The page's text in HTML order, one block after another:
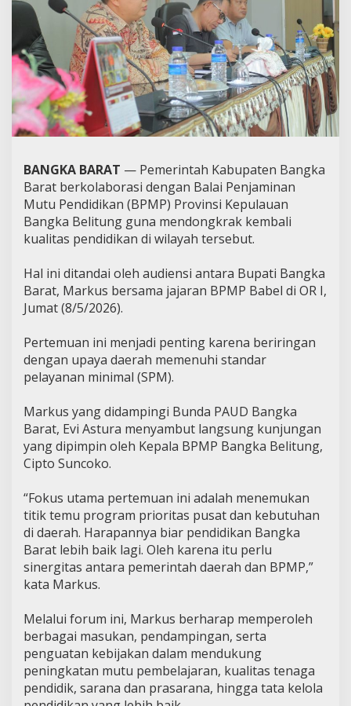
BANGKA BARAT — Pemerintah Kabupaten Bangka
Barat berkolaborasi dengan Balai Penjaminan
Mutu Pendidikan (BPMP) Provinsi Kepulauan
Bangka Belitung guna mendongkrak kembali
kualitas pendidikan di wilayah tersebut.
Hal ini ditandai oleh audiensi antara Bupati Bangka
Barat, Markus bersama jajaran BPMP Babel di OR I,
Jumat (8/5/2026).
Pertemuan ini menjadi penting karena beriringan
dengan upaya daerah memenuhi standar
pelayanan minimal (SPM).
Markus yang didampingi Bunda PAUD Bangka
Barat, Evi Astura menyambut langsung kunjungan
yang dipimpin oleh Kepala BPMP Bangka Belitung,
Cipto Suncoko.
“Fokus utama pertemuan ini adalah menemukan
titik temu program prioritas pusat dan kebutuhan
di daerah. Harapannya biar pendidikan Bangka
Barat lebih baik lagi. Oleh karena itu perlu
sinergitas antara pemerintah daerah dan BPMP,”
kata Markus.
Melalui forum ini, Markus berharap memperoleh
berbagai masukan, pendampingan, serta
penguatan kebijakan dalam mendukung
peningkatan mutu pembelajaran, kualitas tenaga
pendidik, sarana dan prasarana, hingga tata kelola